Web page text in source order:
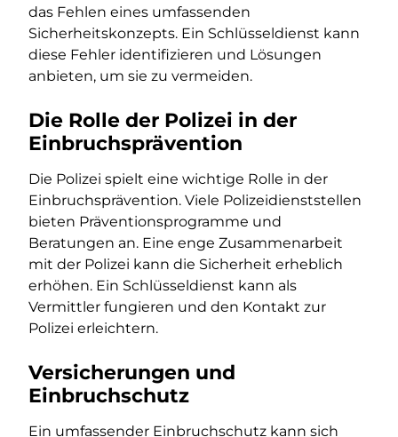
das Fehlen eines umfassenden
Sicherheitskonzepts. Ein Schlüsseldienst kann
diese Fehler identifizieren und Lösungen
anbieten, um sie zu vermeiden.
Die Rolle der Polizei in der
Einbruchsprävention
Die Polizei spielt eine wichtige Rolle in der
Einbruchsprävention. Viele Polizeidienststellen
bieten Präventionsprogramme und
Beratungen an. Eine enge Zusammenarbeit
mit der Polizei kann die Sicherheit erheblich
erhöhen. Ein Schlüsseldienst kann als
Vermittler fungieren und den Kontakt zur
Polizei erleichtern.
Versicherungen und
Einbruchschutz
Ein umfassender Einbruchschutz kann sich